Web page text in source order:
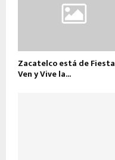
Zacatelco está de Fiesta
Ven y Vive la...